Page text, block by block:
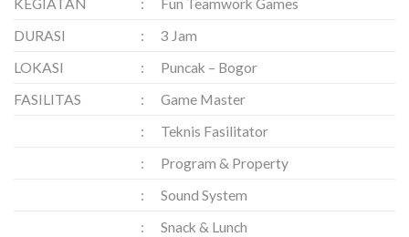
KEGIATAN
:
Fun Teamwork Games
DURASI
:
3 Jam
LOKASI
:
Puncak – Bogor
FASILITAS
:
Game Master
:
Teknis Fasilitator
:
Program & Property
:
Sound System
:
Snack & Lunch